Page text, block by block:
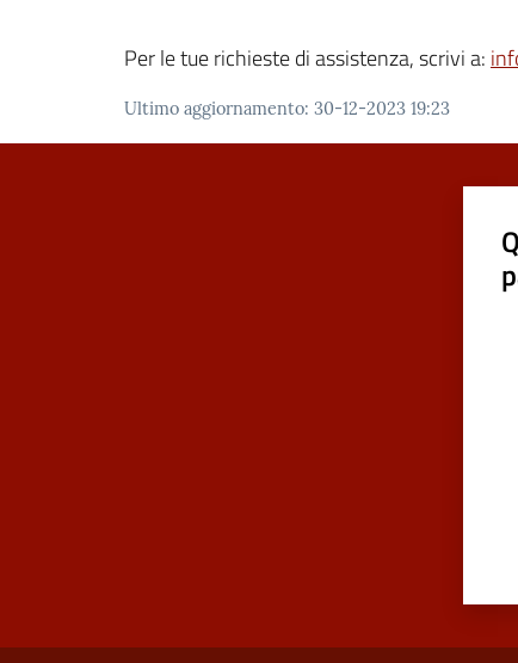
Per le tue richieste di assistenza, scrivi a:
Ultimo aggiornamento: 30-12-2023 19:23